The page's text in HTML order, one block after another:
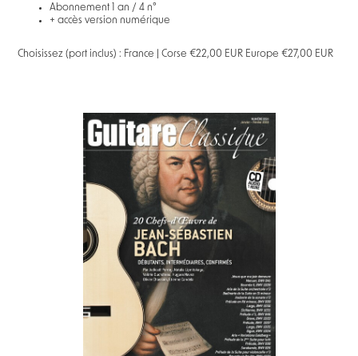
Abonnement 1 an / 4 n°
+ accès version numérique
Choisissez (port inclus) : France | Corse €22,00 EUR Europe €27,00 EUR